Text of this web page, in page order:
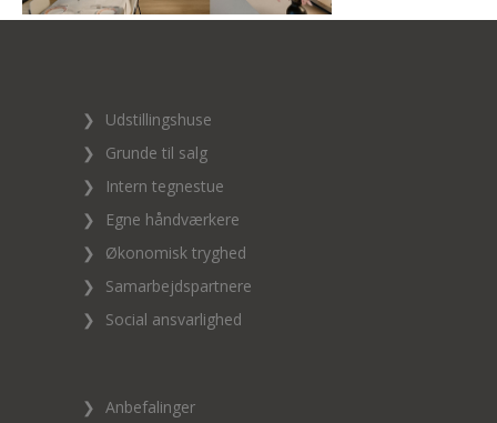
❯
Udstillingshuse
❯
Grunde til salg
❯
Intern tegnestue
❯
Egne håndværkere
❯
Økonomisk tryghed
❯
Samarbejdspartnere
❯
Social ansvarlighed
❯ Anbefalinger